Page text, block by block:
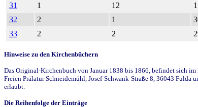
31
1 12
32
2 1
33
2 2
Hinweise zu den Kirchenbüchern
Das Original-Kirchenbuch von Januar 1838 bis 1866, befindet sich
Freien Prälatur Schneidemühl, Josef-Schwank-Straße 8, 36043
erlaubt.
Die Reihenfolge der Einträge